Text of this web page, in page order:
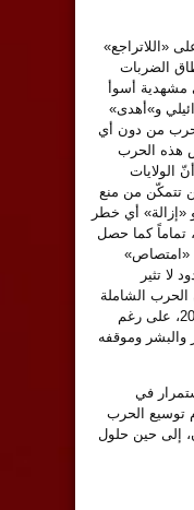
«اللاتراجع»
الضربات
مشهدية أسوأ
و»أهدى»
من دون أي
هذه الحرب
الولايات
تتمكّن من منع
«إزالة» أي خطر
تماماً كما حصل
«امتصاص»
لا تثير
الحرب الشاملة
على لبنان مثلما حصل في تموز 2006، على رغم
والبشر وموقفه
في
توسيع الحرب
إلى حين حلول